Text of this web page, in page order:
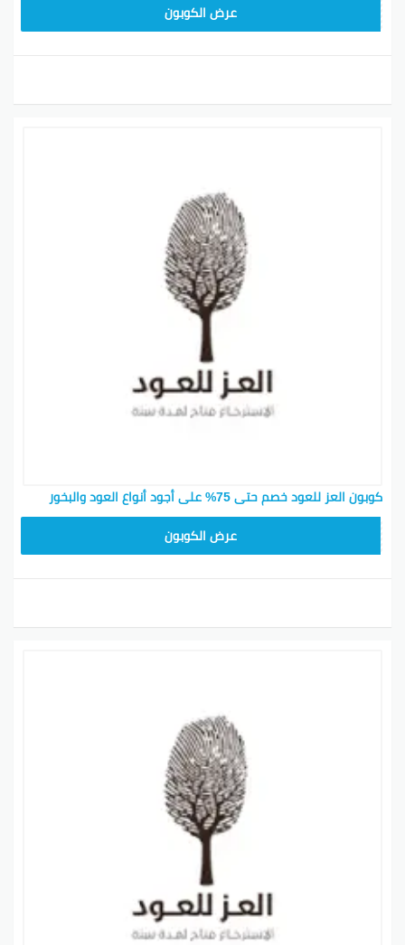
عرض الكوبون
كوبون العز للعود خصم حتى 75% على أجود أنواع العود والبخور
عرض الكوبون